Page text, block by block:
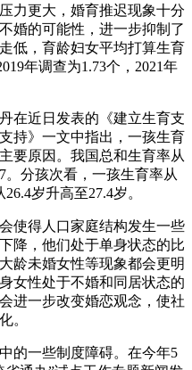
力更大，婚育推迟现象十分
婚的可能性，进一步抑制了
低，育龄妇女平均打算生育
年调查为1.73个，2021年
在近日发表的《建立生育支
持》一文中指出，一孩生育
要原因。我国总和生育率从
。分孩次看，一孩生育率从
岁升高至27.4岁。
使得人口家庭结构发生一些
降，他们处于单身状态的比
龄未婚女性等现象都会更明
女性处于不婚和同居状态的
进一步改变婚恋观念，使社
。
的一些制度障碍。在今年5